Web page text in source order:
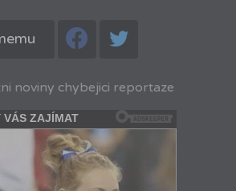
noviny chybejici reportaze